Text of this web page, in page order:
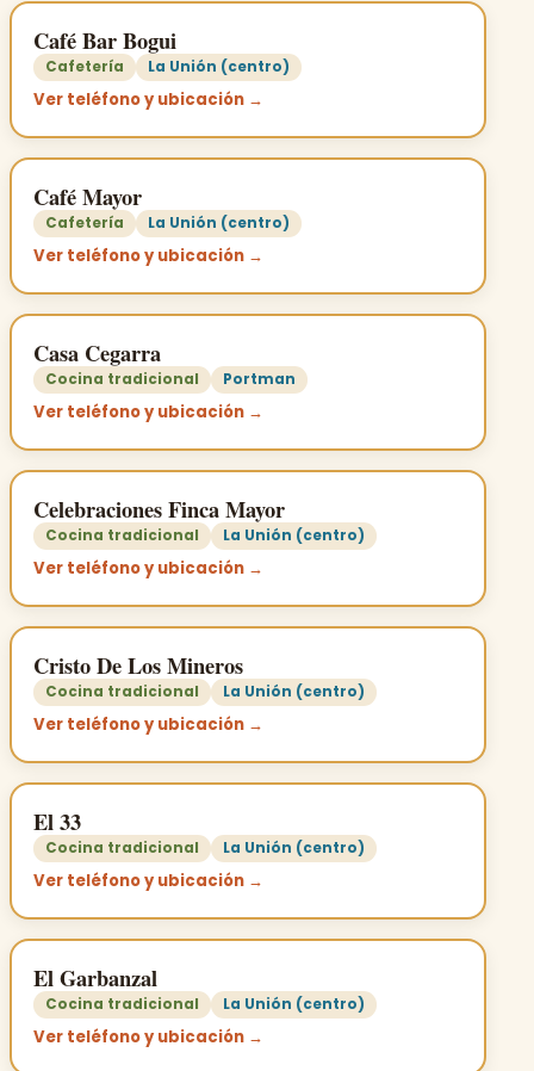
Café Bar Bogui
Cafetería La Unión (centro)
Ver teléfono y ubicación →
Café Mayor
Cafetería La Unión (centro)
Ver teléfono y ubicación →
Casa Cegarra
Cocina tradicional Portman
Ver teléfono y ubicación →
Celebraciones Finca Mayor
Cocina tradicional La Unión (centro)
Ver teléfono y ubicación →
Cristo De Los Mineros
Cocina tradicional La Unión (centro)
Ver teléfono y ubicación →
El 33
Cocina tradicional La Unión (centro)
Ver teléfono y ubicación →
El Garbanzal
Cocina tradicional La Unión (centro)
Ver teléfono y ubicación →